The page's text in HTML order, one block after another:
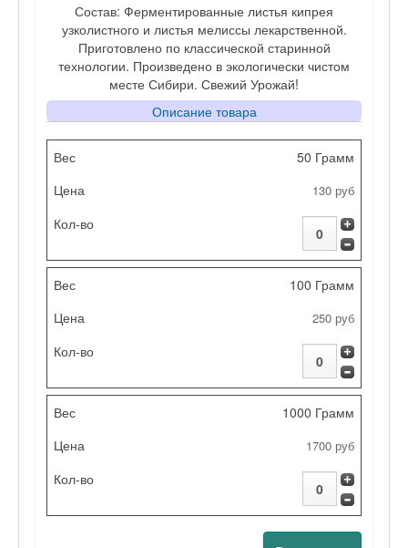
Состав: Ферментированные листья кипрея
узколистного и листья мелиссы лекарственной.
Приготовлено по классической старинной
технологии. Произведено в экологически чистом
месте Сибири. Свежий Урожай!
Описание товара
Вес
Цена
Кол-во
50 Грамм
130 руб
100 Грамм
250 руб
1000 Грамм
1700 руб